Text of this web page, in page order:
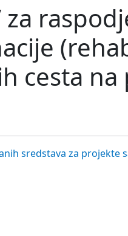
za
cesta
sredstava za